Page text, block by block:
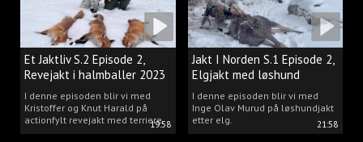
19:58
Et Jaktliv S.2 Episode 2,
Revejakt i halmballer 2023
I denne episoden blir vi med
Kristoffer og Knut Harald på
actionfylt revejakt med terriere.
21:58
Jakt I Norden S.1 Episode 2,
Elgjakt med løshund
I denne episoden blir vi med
Inge Olav Murud på løshundjakt
etter elg.